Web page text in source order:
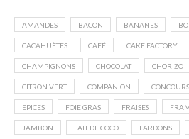
AMANDES BACON BANANES
CACAHUÈTES CAFÉ CAKE FACTORY
CHAMPIGNONS CHOCOLAT CHORIZO
CITRON VERT COMPANION CONCOURS
EPICES FOIE GRAS FRAISES
JAMBON LAIT DE COCO LARDONS